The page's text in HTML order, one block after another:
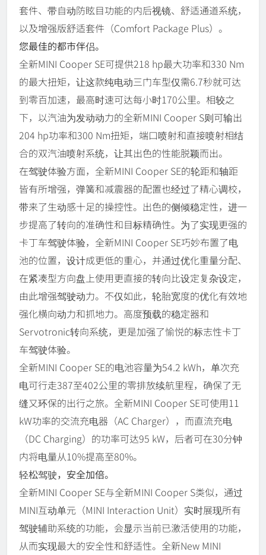
套件、带自动防眩目功能的内后视镜、舒适通道系统，
以及增强版舒适套件（Comfort Package Plus）。
您最佳的都市伴侣。
全新MINI Cooper SE可提供218 hp最大功率和330 Nm
的最大扭矩，让这款纯电动三门车型仅需6.7秒就可达
到零百加速，最高时速可达每小时170公里。相较之
下，以汽油为发动动力的全新MINI Cooper S则可输出
204 hp功率和300 Nm扭矩，端口喷射和直接喷射相结
合的双汽油喷射系统，让其出色的性能脱颖而出。
在驾驶体验方面，全新MINI Cooper SE的轮距和轴距
皆有所增强，弹簧和减震器的配置也经过了精心调校，
带来了生动感十足的操控性。出色的侧倾稳定性，进一
步提高了转向的准确性和目标精确性。为了实现更强的
卡丁车驾驶体验，全新MINI Cooper SE巧妙布置了电
池的位置，设计成更低的重心，并通过优化重量分配、
在紧凑型方向盘上使用更直接的转向比设定复杂设定，
由此增强驾驶动力。不仅如此，轮胎宽度的优化有效地
强化横向动力和抓地力。高度预载的稳定器和
Servotronic转向系统，更是加强了愉悦的标志性卡丁
车驾驶体验。
全新MINI Cooper SE的电池容量为54.2 kWh，单次充
电可行走387至402公里的零排放续航里程，确保了无
缝又环保的出行之旅。全新MINI Cooper SE可使用11
kW功率的交流充电器（AC Charger），而直流充电
（DC Charging）的功率可达95 kW，后者可在30分钟
内将电量从10%提高至80%。
轻松驾驶，安全加倍。
全新MINI Cooper SE与全新MINI Cooper S类似，通过
MINI互动单元（MINI Interaction Unit）实时展现所有
驾驶辅助系统的功能，会显示当前已激活使用的功能，
从而实现最大的安全性和舒适性。全新New MINI